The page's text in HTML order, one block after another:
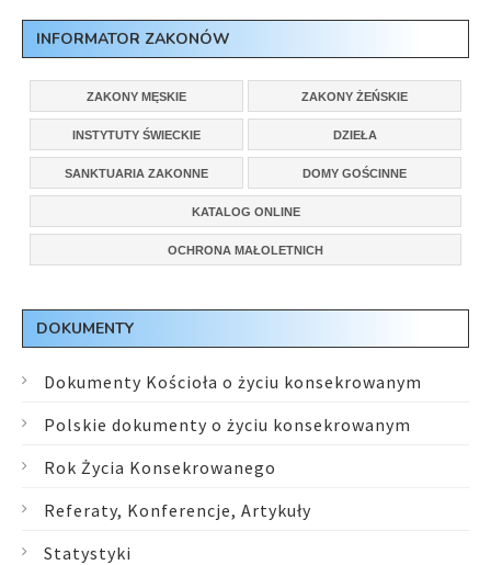
INFORMATOR ZAKONÓW
ZAKONY MĘSKIE ZAKONY ŻEŃSKIE
INSTYTUTY ŚWIECKIE DZIEŁA
SANKTUARIA ZAKONNE DOMY GOŚCINNE
KATALOG ONLINE
OCHRONA MAŁOLETNICH
DOKUMENTY
Dokumenty Kościoła o życiu konsekrowanym
Polskie dokumenty o życiu konsekrowanym
Rok Życia Konsekrowanego
Referaty, Konferencje, Artykuły
Statystyki